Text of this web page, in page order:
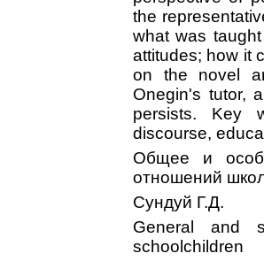
the
what was
attitudes; how it
on the novel
Onegin's tutor,
persists. Key
discourse,
Общее и
отношений
Сундуй Г.Д.
General and
schoolchildren